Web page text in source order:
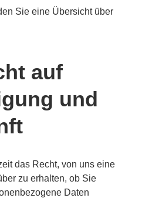
Sie eine Übersicht über
auf
und
das Recht, von uns eine
zu erhalten, ob Sie
Daten